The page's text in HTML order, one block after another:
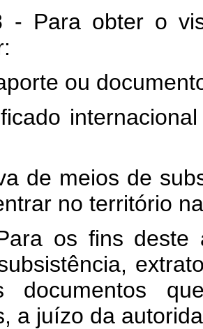
- Para obter o
ou
de meios de
no território
os fins deste
documentos
a juízo da